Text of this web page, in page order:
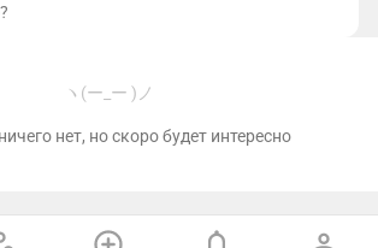
ヽ(ー_ー )ノ
нет, но скоро будет интересно